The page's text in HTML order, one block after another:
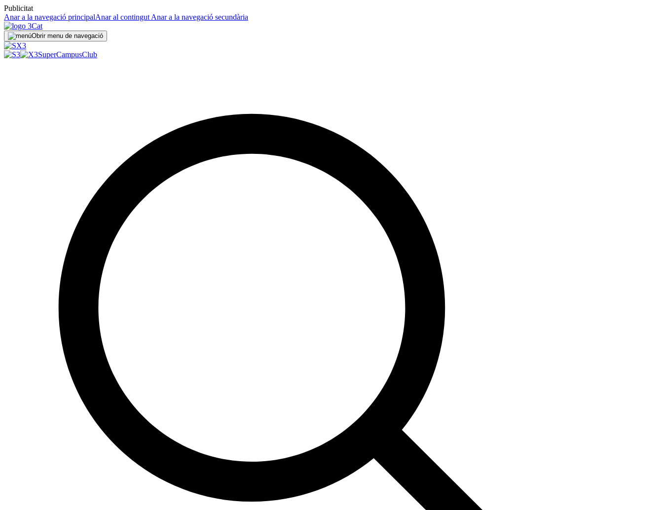
Publicitat
Anar a la navegació principalAnar al contingut Anar a la navegació secundària
Obrir menu de navegació
SuperCampusClub